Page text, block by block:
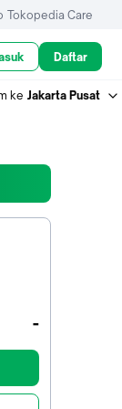
Tokopedia Care
Daftar
ke Jakarta Pusat
-